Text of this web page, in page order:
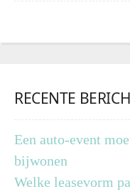
RECENTE
Een auto-event
bijwonen
Welke leasevorm